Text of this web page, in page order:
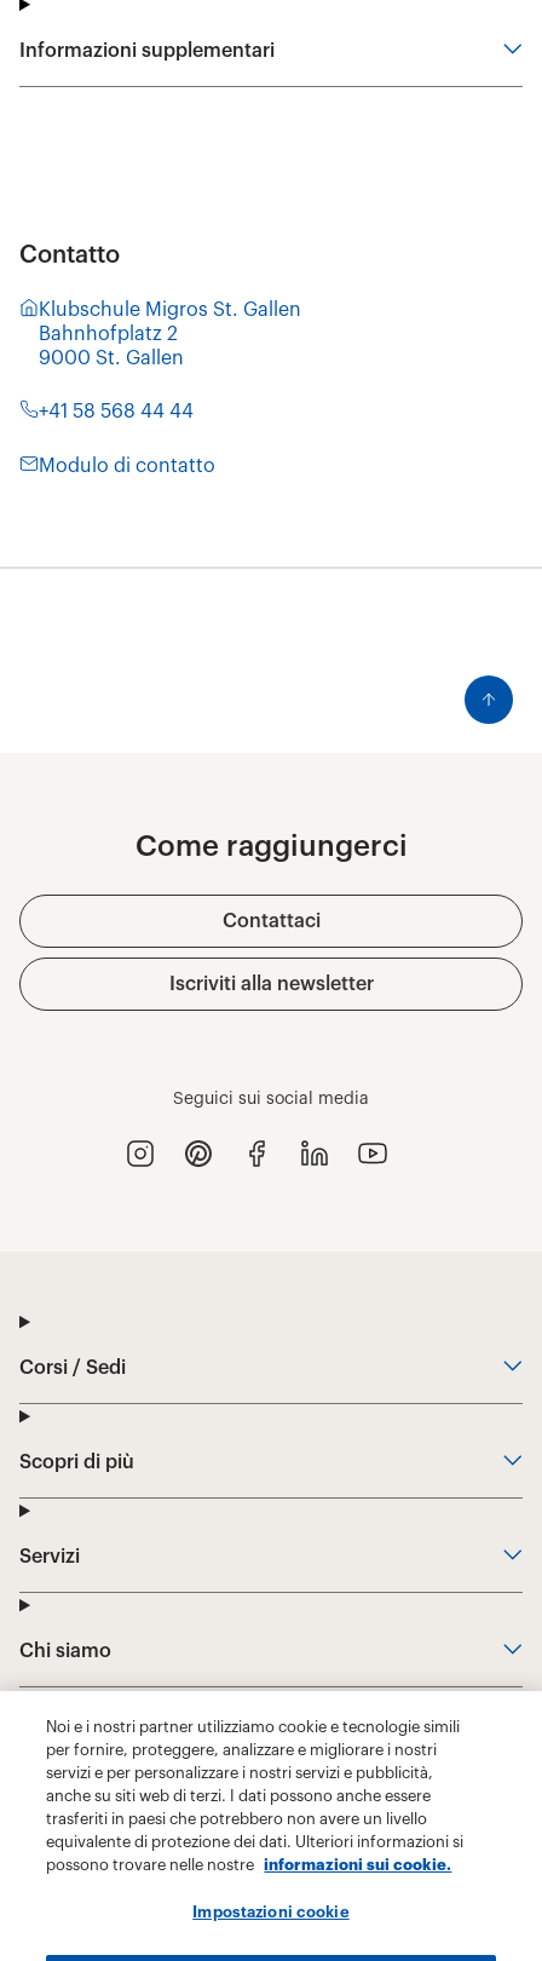
Noi e i nostri partner utilizziamo cookie e tecnologie simili
per fornire, proteggere, analizzare e migliorare i nostri
servizi e per personalizzare i nostri servizi e pubblicità,
anche su siti web di terzi. I dati possono anche essere
trasferiti in paesi che potrebbero non avere un livello
equivalente di protezione dei dati. Ulteriori informazioni si
possono trovare nelle nostre
informazioni sui cookie.
Impostazioni cookie